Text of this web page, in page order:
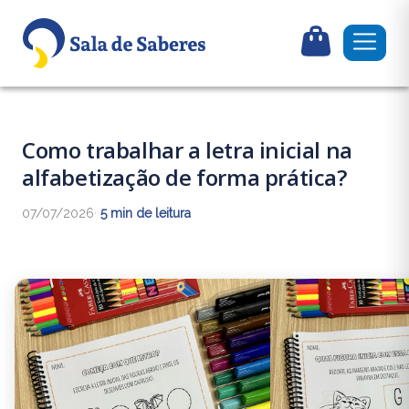
Como trabalhar a letra inicial na
alfabetização de forma prática?
07/07/2026· 5 min de leitura